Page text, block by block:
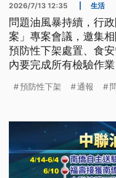
2026/7/13 12:35 生活
問題油風暴持續，行
案」專案會議，邀集
預防性下架處置、食
內要完成所有檢驗作
「分源分項」、「逐
預防性下架 通報